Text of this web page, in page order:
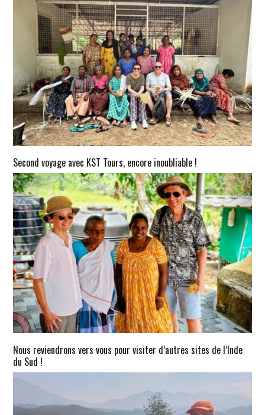
Second voyage avec KST Tours, encore inoubliable !
Nous reviendrons vers vous pour visiter d’autres sites de l’Inde
du Sud !